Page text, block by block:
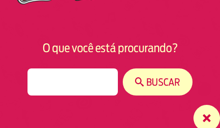
O que você está procurando?
BUSCAR